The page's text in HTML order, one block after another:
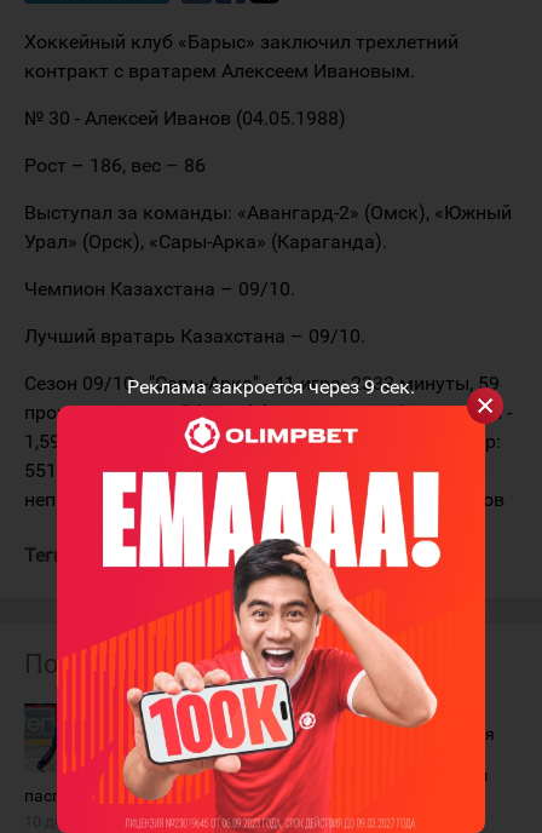
Реклама закроется через9сек.
Хоккейный клуб «Барыс» заключил трехлетний
контракт с вратарем Алексеем Ивановым.
№ 30 - Алексей Иванов (04.05.1988)
Рост – 186, вес – 86
Выступал за команды: «Авангард-2» (Омск), «Южный
Урал» (Орск), «Сары-Арка» (Караганда).
Чемпион Казахстана – 09/10.
Лучший вратарь Казахстана – 09/10.
Сезон 09/10 - "Сары-Арка" - 41 игра: 2333 минуты, 59
пропущенных шайб, коэффициент непробиваемости -
1,59; 94,15% отраженных бросков в плей-офф - 8 игр:
551 минута, 19 пропущенных шайб, коэффициент
непробиваемости - 2,07, 91,28% отраженных бросков
Теги: Иванов Алексей
Похожие материалы
Алексей
Иванов: "Я сдал
свой
казахстанский
паспорт"
10 декабря 2020 года
Алексей
Иванов: "Для
больше, чем
просто победа"
25 сентября 2015 года